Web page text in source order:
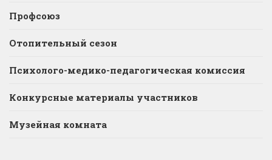
Профсоюз
Отопительный сезон
Психолого-медико-педагогическая комиссия
Конкурсные материалы участников
Музейная комната